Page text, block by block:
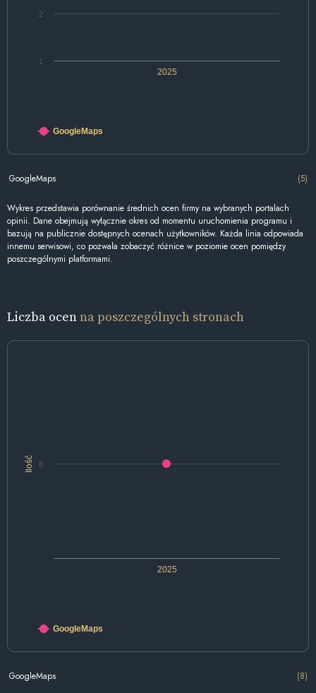
2025
1
2
GoogleMaps
GoogleMaps (5)
Wykres przedstawia porównanie średnich ocen firmy na wybranych portalach
opinii. Dane obejmują wyłącznie okres od momentu uruchomienia programu i
bazują na publicznie dostępnych ocenach użytkowników. Każda linia odpowiada
innemu serwisowi, co pozwala zobaczyć różnice w poziomie ocen pomiędzy
poszczególnymi platformami.
Liczba ocenna poszczególnych stronach
Ilość
2025
8
GoogleMaps
GoogleMaps (8)